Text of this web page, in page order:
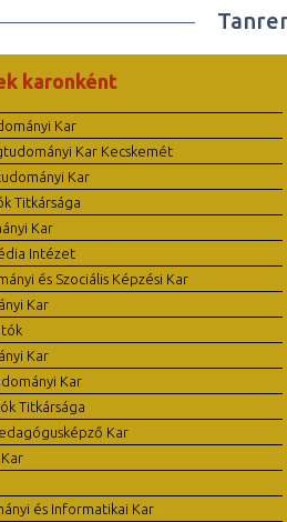
karonként
Kar
Kar Kecskemét
Kar
Titkársága
Kar
Intézet
és Szociális Képzési Kar
Kar
Kar
Kar
Titkársága
Kar
és Informatikai Kar